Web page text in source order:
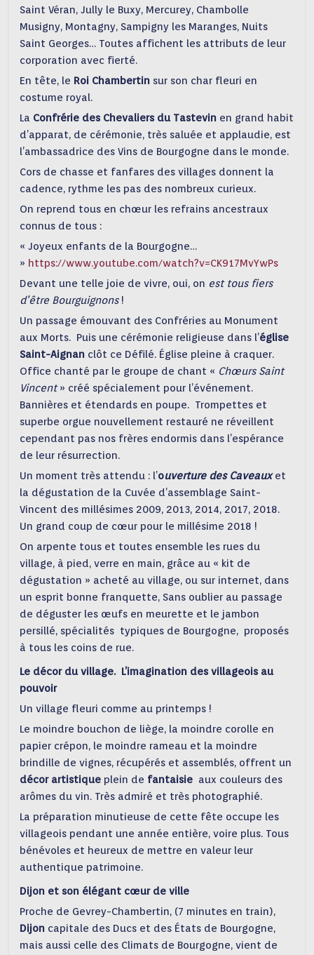
Saint Véran, Jully le Buxy, Mercurey, Chambolle
Musigny, Montagny, Sampigny les Maranges, Nuits
Saint Georges… Toutes affichent les attributs de leur
corporation avec fierté.
En tête, le Roi Chambertin sur son char fleuri en
costume royal.
La Confrérie des Chevaliers du Tastevin en grand habit
d’apparat, de cérémonie, très saluée et applaudie, est
l’ambassadrice des Vins de Bourgogne dans le monde.
Cors de chasse et fanfares des villages donnent la
cadence, rythme les pas des nombreux curieux.
On reprend tous en chœur les refrains ancestraux
connus de tous :
« Joyeux enfants de la Bourgogne…
» https://www.youtube.com/watch?v=CK917MvYwPs
Devant une telle joie de vivre, oui, on est tous fiers
d’être Bourguignons !
Un passage émouvant des Confréries au Monument
aux Morts. Puis une cérémonie religieuse dans l’église
Saint-Aignan clôt ce Défilé. Église pleine à craquer.
Office chanté par le groupe de chant « Chœurs Saint
Vincent» créé spécialement pour l’événement.
Bannières et étendards en poupe. Trompettes et
superbe orgue nouvellement restauré ne réveillent
cependant pas nos frères endormis dans l’espérance
de leur résurrection.
Un moment très attendu : l’ouverture des Caveauxet
la dégustation de la Cuvée d’assemblage Saint-
Vincent des millésimes 2009, 2013, 2014, 2017, 2018.
Un grand coup de cœur pour le millésime 2018 !
On arpente tous et toutes ensemble les rues du
village, à pied, verre en main, grâce au « kit de
dégustation » acheté au village, ou sur internet, dans
un esprit bonne franquette, Sans oublier au passage
de déguster les œufs en meurette et le jambon
persillé, spécialités typiques de Bourgogne, proposés
à tous les coins de rue.
Le décor du village. L’imagination des villageois au
pouvoir
Un village fleuri comme au printemps !
Le moindre bouchon de liège, la moindre corolle en
papier crépon, le moindre rameau et la moindre
brindille de vignes, récupérés et assemblés, offrent un
décor artistique plein de fantaisie aux couleurs des
arômes du vin. Très admiré et très photographié.
La préparation minutieuse de cette fête occupe les
villageois pendant une année entière, voire plus. Tous
bénévoles et heureux de mettre en valeur leur
authentique patrimoine.
Dijon et son élégant cœur de ville
Proche de Gevrey-Chambertin, (7 minutes en train),
Dijon capitale des Ducs et des États de Bourgogne,
mais aussi celle des Climats de Bourgogne, vient de